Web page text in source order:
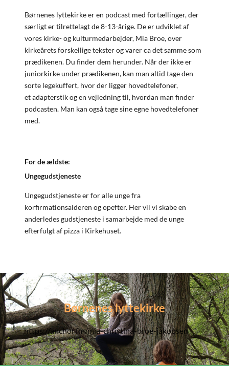
Børnenes lyttekirke er en podcast med fortællinger, der
særligt er tilrettelagt de 8-13-årige. De er udviklet af
vores kirke- og kulturmedarbejder, Mia Broe, over
kirkeårets forskellige tekster og varer ca det samme som
prædikenen. Du finder dem herunder. Når der ikke er
juniorkirke under prædikenen, kan man altid tage den
sorte legekuffert, hvor der ligger hovedtelefoner,
et adapterstik og en vejledning til, hvordan man finder
podcasten. Man kan også tage sine egne hovedtelefoner
med.
For de ældste:
Ungegudstjeneste
Ungegudstjeneste er for alle unge fra
korfirmationsalderen og opefter. Her vil vi skabe en
anderledes gudstjeneste i samarbejde med de unge
efterfulgt af pizza i Kirkehuset.
Børnenes lyttekirke
https://anchor.fm/mia-christina-broe-jakobsen